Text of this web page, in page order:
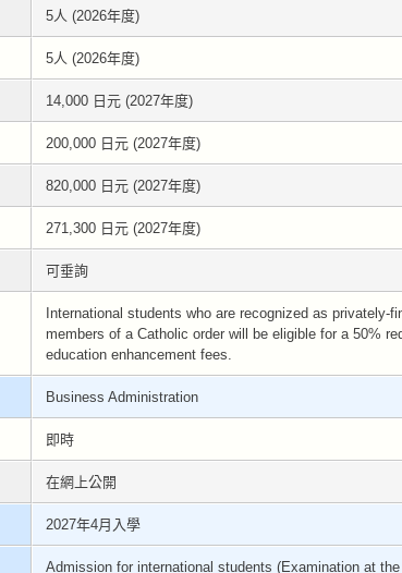
5人 (2026年度)
5人 (2026年度)
14,000 日元 (2027年度)
200,000 日元 (2027年度)
820,000 日元 (2027年度)
271,300 日元 (2027年度)
可垂詢
International students who are recognized as privately-
members of a Catholic order will be eligible for a 50%
education enhancement fees.
Business Administration
即時
在網上公開
2027年4月入學
Admission for international students (Examination at